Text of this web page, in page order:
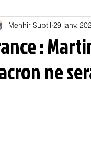
Energies
Oligarchie
:
ne
Menhir Subtil 29 janv.